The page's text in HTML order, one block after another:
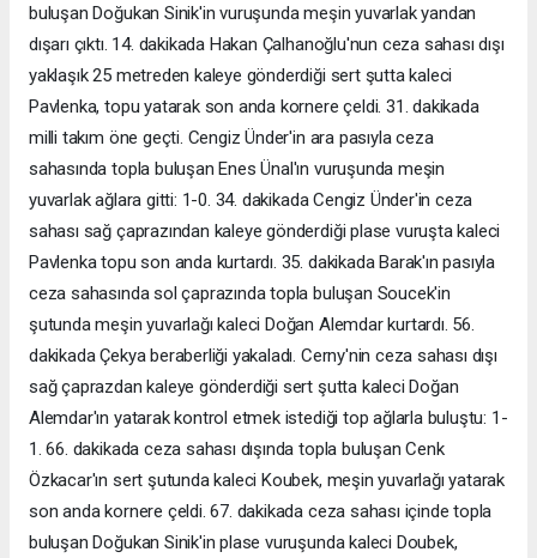
buluşan Doğukan Sinik'in vuruşunda meşin yuvarlak yandan
dışarı çıktı. 14. dakikada Hakan Çalhanoğlu'nun ceza sahası dışı
yaklaşık 25 metreden kaleye gönderdiği sert şutta kaleci
Pavlenka, topu yatarak son anda kornere çeldi. 31. dakikada
milli takım öne geçti. Cengiz Ünder'in ara pasıyla ceza
sahasında topla buluşan Enes Ünal'ın vuruşunda meşin
yuvarlak ağlara gitti: 1-0. 34. dakikada Cengiz Ünder'in ceza
sahası sağ çaprazından kaleye gönderdiği plase vuruşta kaleci
Pavlenka topu son anda kurtardı. 35. dakikada Barak'ın pasıyla
ceza sahasında sol çaprazında topla buluşan Soucek'in
şutunda meşin yuvarlağı kaleci Doğan Alemdar kurtardı. 56.
dakikada Çekya beraberliği yakaladı. Cerny'nin ceza sahası dışı
sağ çaprazdan kaleye gönderdiği sert şutta kaleci Doğan
Alemdar'ın yatarak kontrol etmek istediği top ağlarla buluştu: 1-
1. 66. dakikada ceza sahası dışında topla buluşan Cenk
Özkacar'ın sert şutunda kaleci Koubek, meşin yuvarlağı yatarak
son anda kornere çeldi. 67. dakikada ceza sahası içinde topla
buluşan Doğukan Sinik'in plase vuruşunda kaleci Doubek,